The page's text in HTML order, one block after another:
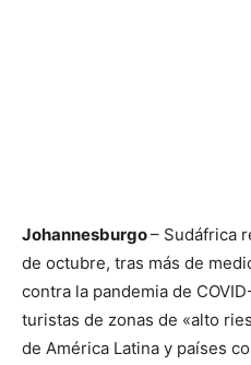
Johannesburgo– Sudáfrica
de octubre, tras más de
contra la pandemia de
turistas de zonas de «alto
de América Latina y países